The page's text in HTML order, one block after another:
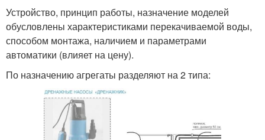
Устройство, принцип работы, назначение моделей
обусловлены характеристиками перекачиваемой воды,
способом монтажа, наличием и параметрами
автоматики (влияет на цену).
По назначению агрегаты разделяют на 2 типа: